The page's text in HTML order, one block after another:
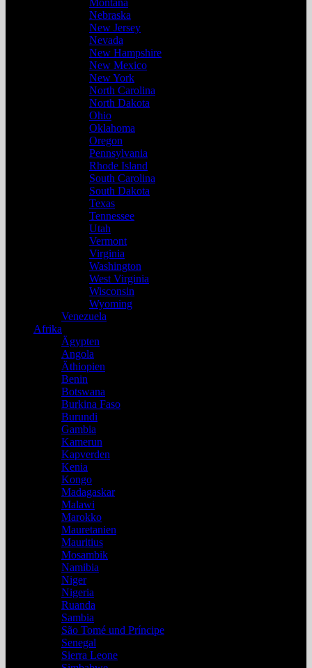
Montana
Nebraska
New Jersey
Nevada
New Hampshire
New Mexico
New York
North Carolina
North Dakota
Ohio
Oklahoma
Oregon
Pennsylvania
Rhode Island
South Carolina
South Dakota
Texas
Tennessee
Utah
Vermont
Virginia
Washington
West Virginia
Wisconsin
Wyoming
Venezuela
Afrika
Ägypten
Angola
Äthiopien
Benin
Botswana
Burkina Faso
Burundi
Gambia
Kamerun
Kapverden
Kenia
Kongo
Madagaskar
Malawi
Marokko
Mauretanien
Mauritius
Mosambik
Namibia
Niger
Nigeria
Ruanda
Sambia
São Tomé und Príncipe
Senegal
Sierra Leone